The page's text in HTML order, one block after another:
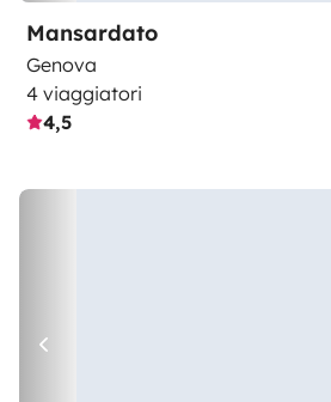
Mansardato
Genova
4 viaggiatori
4,5